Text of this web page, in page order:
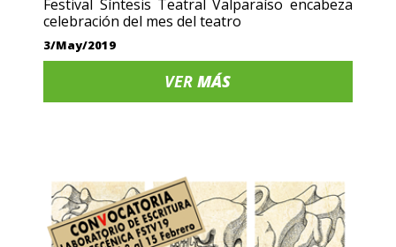
Festival Síntesis Teatral Valparaíso encabeza
celebración del mes del teatro
3/May/2019
VERMÁS